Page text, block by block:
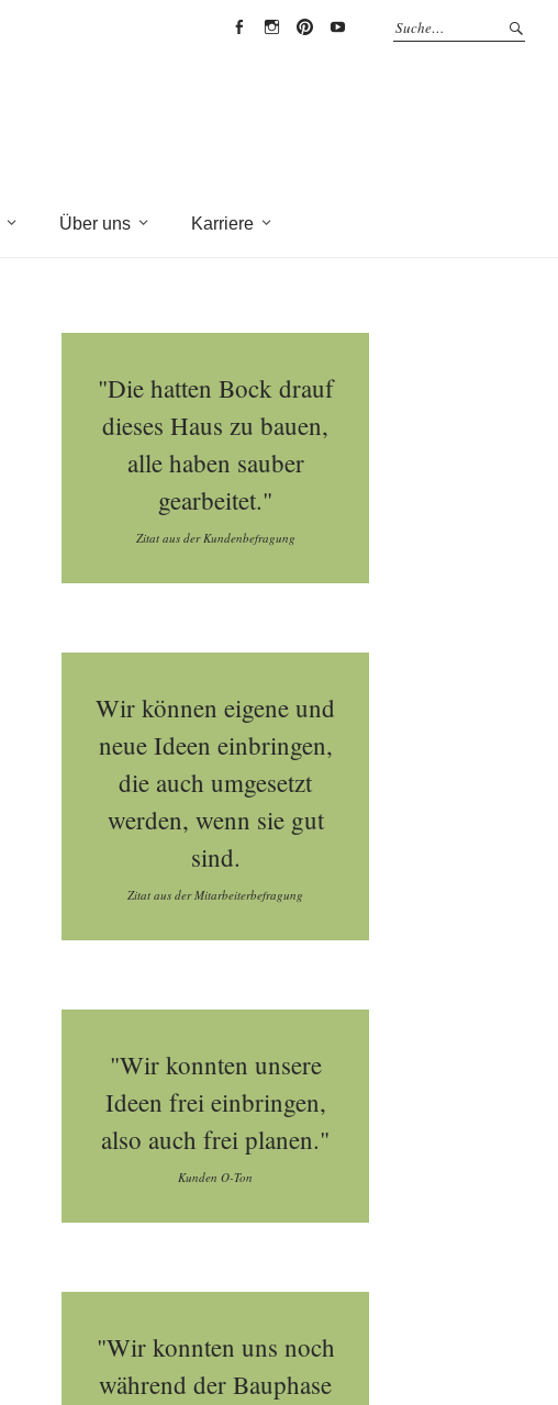
Über uns Karriere
"Die hatten Bock drauf
dieses Haus zu bauen,
alle haben sauber
gearbeitet."
Zitat aus der Kundenbefragung
Wir können eigene und
neue Ideen einbringen,
die auch umgesetzt
werden, wenn sie gut
sind.
Zitat aus der Mitarbeiterbefragung
"Wir konnten unsere
Ideen frei einbringen,
also auch frei planen."
Kunden O-Ton
"Wir konnten uns noch
während der Bauphase